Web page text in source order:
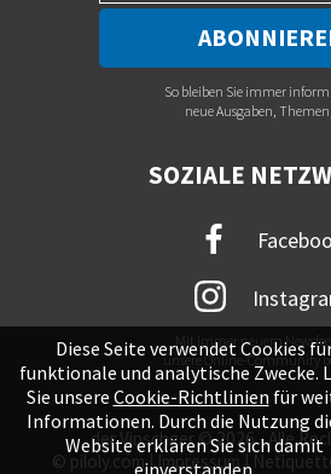
So bleiben Sie immer
neue Ausgaben,
SOZIALE
Mit immer neuem
unsere Online-Community
der Vinschger © 2026 - Alle
© piloly.com |Impressum |
Diese Seite verwendet Cookies
funktionale und analytische Zwecke.
Sie unsere Cookie-Richtlinien für
Informationen. Durch die Nutzung
Website erklären Sie sich damit
einverstanden.